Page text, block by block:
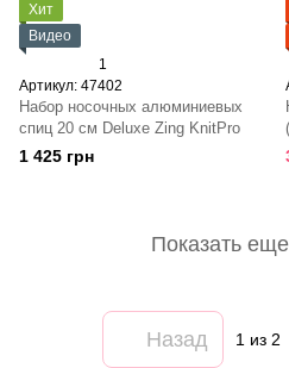
Хит
Видео
1
Артикул: 47402
Набор носочных алюминиевых
спиц 20 см Deluxe Zing KnitPro
1 425 грн
Показать
Назад 1 из 2